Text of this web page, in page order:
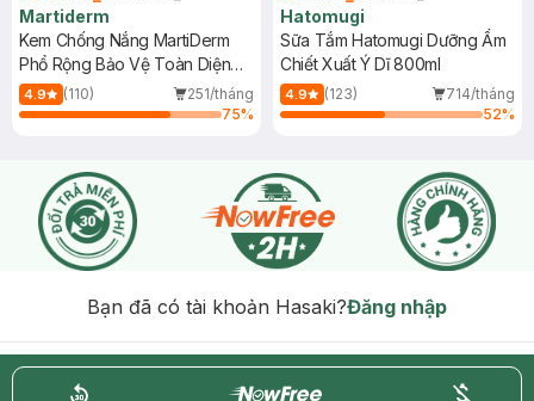
Martiderm
Kem Chống Nắng MartiDerm
Phổ Rộng Bảo Vệ Toàn Diện
40ml
4.9 (110)
251/tháng
75%
Hatomugi
Sữa Tắm Hatomugi Dưỡng Ẩm
Chiết Xuất Ý Dĩ 800ml
4.9 (123)
714/tháng
52%
Bạn đã có tài khoản Hasaki?Đăng nhập